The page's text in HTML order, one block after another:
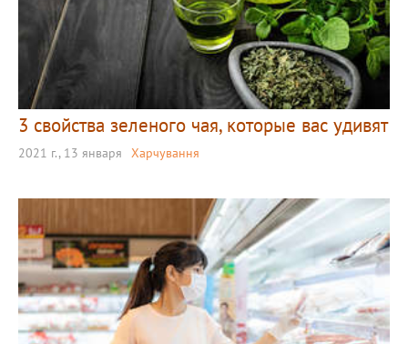
3 свойства зеленого чая, которые вас удивят
2021 г., 13 января Харчування